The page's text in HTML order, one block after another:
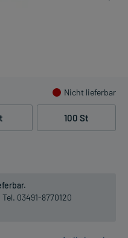
Nicht lieferbar
100 St
Tel. 03491-8770120